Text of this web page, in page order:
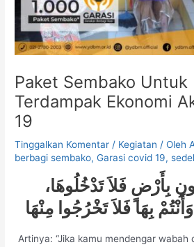
Paket Sembako Untuk
Terdampak Ekonomi
19
Tinggalkan Komentar / Kegiatan / Oleh
berbagi sembako,Garasi covid 19,
بِأَرْضٍ فَلاَ تَدْخُلُوهَا،
بِهَا فَلاَ تَخْرُجُوا مِنْهَا
Artinya: “Jika kamu mendengar wabah